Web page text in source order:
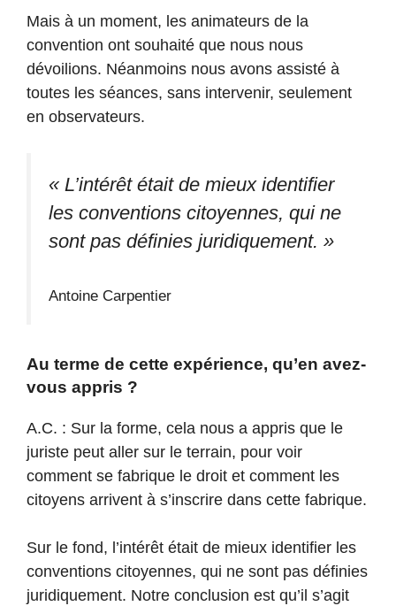
Mais à un moment, les animateurs de la
convention ont souhaité que nous nous
dévoilions. Néanmoins nous avons assisté à
toutes les séances, sans intervenir, seulement
en observateurs.
« L’intérêt était de mieux identifier
les conventions citoyennes, qui ne
sont pas définies juridiquement. »
Antoine Carpentier
Au terme de cette expérience, qu’en avez-
vous appris ?
A.C. : Sur la forme, cela nous a appris que le
juriste peut aller sur le terrain, pour voir
comment se fabrique le droit et comment les
citoyens arrivent à s’inscrire dans cette fabrique.
Sur le fond, l’intérêt était de mieux identifier les
conventions citoyennes, qui ne sont pas définies
juridiquement. Notre conclusion est qu’il s’agit